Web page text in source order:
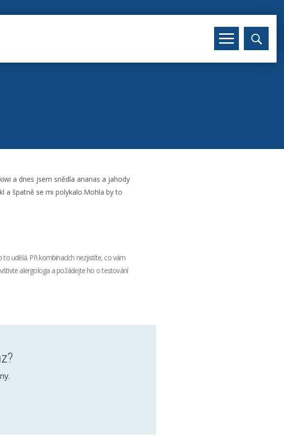
a dnes jsem snědla ananas a jahody
a špatně se mi polykalo.Mohla by to
udělá. Při kombinacích nezjistíte, co vám
alergologa a požádejte ho o testování